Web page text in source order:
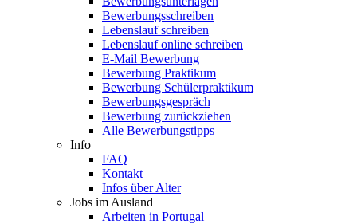
Bewerbungsschreiben
Lebenslauf schreiben
Lebenslauf online schreiben
E-Mail Bewerbung
Bewerbung Praktikum
Bewerbung Schülerpraktikum
Bewerbungsgespräch
Bewerbung zurückziehen
Alle Bewerbungstipps
Info
FAQ
Kontakt
Infos über Alter
Jobs im Ausland
Arbeiten in Portugal